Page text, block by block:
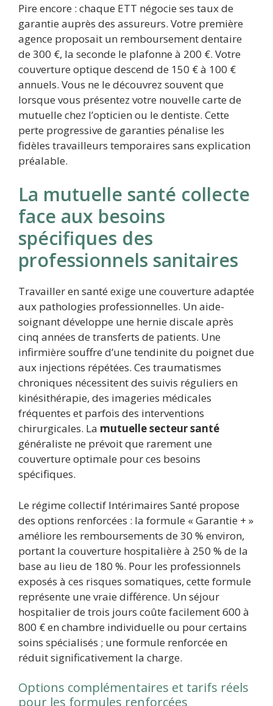
Pire encore : chaque ETT négocie ses taux de
garantie auprès des assureurs. Votre première
agence proposait un remboursement dentaire
de 300 €, la seconde le plafonne à 200 €. Votre
couverture optique descend de 150 € à 100 €
annuels. Vous ne le découvrez souvent que
lorsque vous présentez votre nouvelle carte de
mutuelle chez l’opticien ou le dentiste. Cette
perte progressive de garanties pénalise les
fidèles travailleurs temporaires sans explication
préalable.
La mutuelle santé collecte
face aux besoins
spécifiques des
professionnels sanitaires
Travailler en santé exige une couverture adaptée
aux pathologies professionnelles. Un aide-
soignant développe une hernie discale après
cinq années de transferts de patients. Une
infirmière souffre d’une tendinite du poignet due
aux injections répétées. Ces traumatismes
chroniques nécessitent des suivis réguliers en
kinésithérapie, des imageries médicales
fréquentes et parfois des interventions
chirurgicales. La mutuelle secteur santé
généraliste ne prévoit que rarement une
couverture optimale pour ces besoins
spécifiques.
Le régime collectif Intérimaires Santé propose
des options renforcées : la formule « Garantie + »
améliore les remboursements de 30 % environ,
portant la couverture hospitalière à 250 % de la
base au lieu de 180 %. Pour les professionnels
exposés à ces risques somatiques, cette formule
représente une vraie différence. Un séjour
hospitalier de trois jours coûte facilement 600 à
800 € en chambre individuelle ou pour certains
soins spécialisés ; une formule renforcée en
réduit significativement la charge.
Options complémentaires et tarifs réels
pour les formules renforcées